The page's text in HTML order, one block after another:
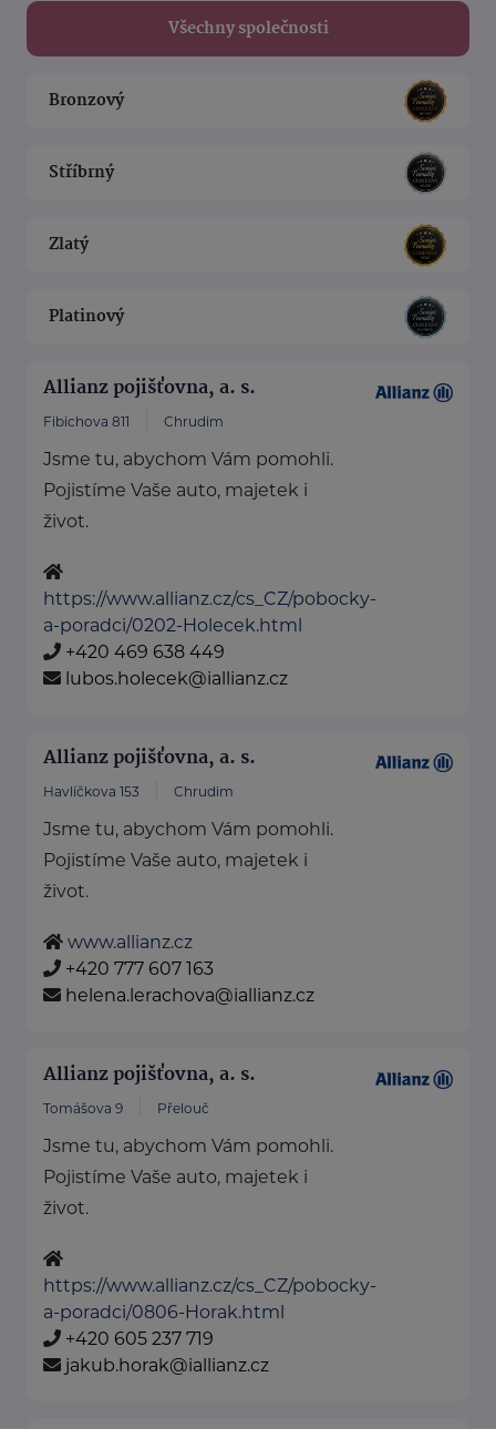
Všechny společnosti
Bronzový
Stříbrný
Zlatý
Platinový
Allianz pojišťovna, a. s.
Fibichova 811 Chrudim
Jsme tu, abychom Vám pomohli.
Pojistíme Vaše auto, majetek i
život.
https://www.allianz.cz/cs_CZ/pobocky-
a-poradci/0202-Holecek.html
+420 469 638 449
lubos.holecek@iallianz.cz
Allianz pojišťovna, a. s.
Havlíčkova 153 Chrudim
Jsme tu, abychom Vám pomohli.
Pojistíme Vaše auto, majetek i
život.
www.allianz.cz
+420 777 607 163
helena.lerachova@iallianz.cz
Allianz pojišťovna, a. s.
Tomášova 9 Přelouč
Jsme tu, abychom Vám pomohli.
Pojistíme Vaše auto, majetek i
život.
https://www.allianz.cz/cs_CZ/pobocky-
a-poradci/0806-Horak.html
+420 605 237 719
jakub.horak@iallianz.cz